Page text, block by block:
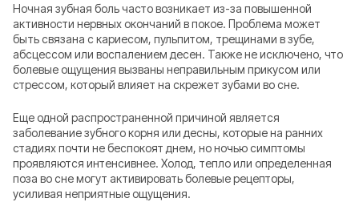
Ночная зубная боль часто возникает из-за повышенной
активности нервных окончаний в покое. Проблема может
быть связана с кариесом, пульпитом, трещинами в зубе,
абсцессом или воспалением десен. Также не исключено, что
болевые ощущения вызваны неправильным прикусом или
стрессом, который влияет на скрежет зубами во сне.
Еще одной распространенной причиной является
заболевание зубного корня или десны, которые на ранних
стадиях почти не беспокоят днем, но ночью симптомы
проявляются интенсивнее. Холод, тепло или определенная
поза во сне могут активировать болевые рецепторы,
усиливая неприятные ощущения.